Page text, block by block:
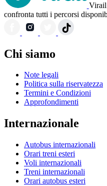
Virail
confronta tutti i percorsi
Chi siamo
Note legali
Politica sulla riservatezza
Termini e Condizioni
Approfondimenti
Internazionale
Autobus internazionali
Orari treni esteri
Voli internazionali
Treni internazionali
Orari autobus esteri